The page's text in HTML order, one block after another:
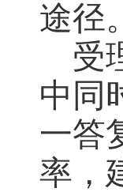
途径。
受
中同
一答
率，